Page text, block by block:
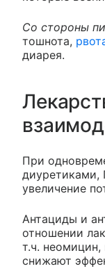
Со стороны
тошнота,
диарея.
При
увеличение
Антациды и
отношении
т.ч.
снижают